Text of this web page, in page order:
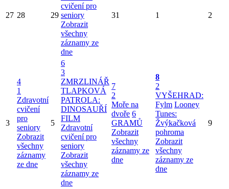
27 28 29
cvičení pro
seniory
Zobrazit
všechny
záznamy ze
dne
31 1 2
3
4
1
Zdravotní
cvičení
pro
seniory
Zobrazit
všechny
záznamy
ze dne
5
6
3
ZMRZLINÁŘ
TLAPKOVÁ
PATROLA:
DINOSAUŘÍ
FILM
Zdravotní
cvičení pro
seniory
Zobrazit
všechny
záznamy ze
dne
7
2
Moře na
dvoře 6
GRAMŮ
Zobrazit
všechny
záznamy ze
dne
8
2
VYŠEHRAD:
Fylm Looney
Tunes:
Žvýkačková
pohroma
Zobrazit
všechny
záznamy ze
dne
9